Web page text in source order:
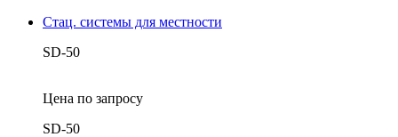
Стац. системы для местности
SD-50
Цена по запросу
SD-50